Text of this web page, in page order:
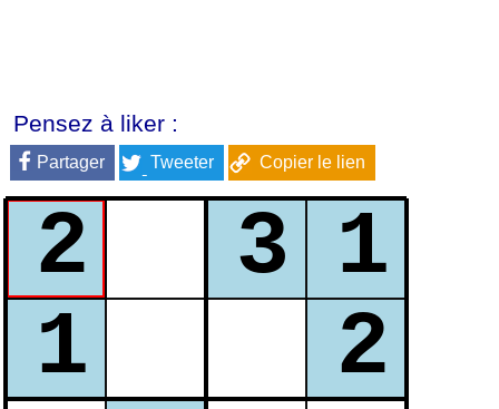
Pensez à liker :
Partager Tweeter Copier le lien